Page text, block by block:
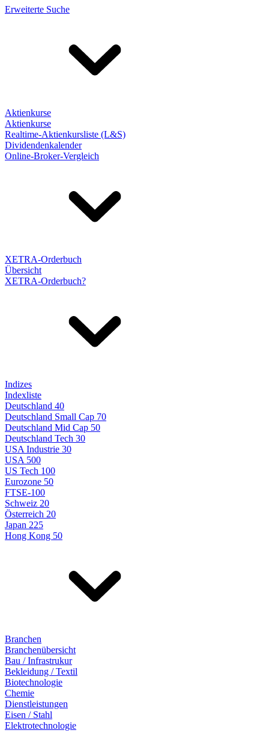
Erweiterte Suche
Aktienkurse
Aktienkurse
Realtime-Aktienkursliste (L&S)
Dividendenkalender
Online-Broker-Vergleich
XETRA-Orderbuch
Übersicht
XETRA-Orderbuch?
Indizes
Indexliste
Deutschland 40
Deutschland Small Cap 70
Deutschland Mid Cap 50
Deutschland Tech 30
USA Industrie 30
USA 500
US Tech 100
Eurozone 50
FTSE-100
Schweiz 20
Österreich 20
Japan 225
Hong Kong 50
Branchen
Branchenübersicht
Bau / Infrastrukur
Bekleidung / Textil
Biotechnologie
Chemie
Dienstleistungen
Eisen / Stahl
Elektrotechnologie